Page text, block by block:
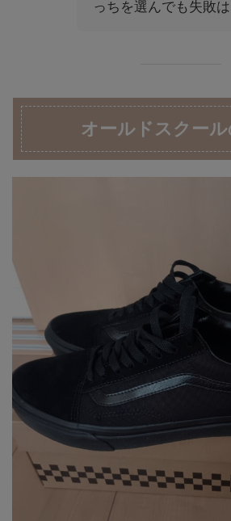
っちを選んでも失敗
オールドスクー